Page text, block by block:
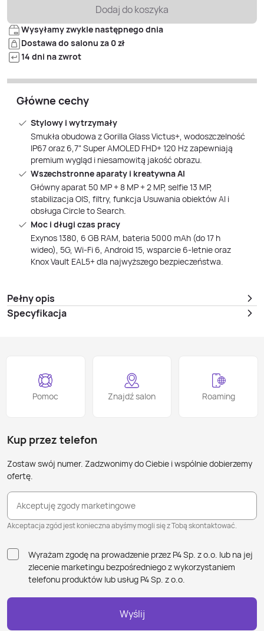
Dodaj do koszyka
Wysyłamy zwykle następnego dnia
Dostawa do salonu za 0 zł
14 dni na zwrot
Główne cechy
Stylowy i wytrzymały
Smukła obudowa z Gorilla Glass Victus+, wodoszczelność
IP67 oraz 6,7" Super AMOLED FHD+ 120 Hz zapewniają
premium wygląd i niesamowitą jakość obrazu.
Wszechstronne aparaty i kreatywna AI
Główny aparat 50 MP + 8 MP + 2 MP, selfie 13 MP,
stabilizacja OIS, filtry, funkcja Usuwania obiektów AI i
obsługa Circle to Search.
Moc i długi czas pracy
Exynos 1380, 6 GB RAM, bateria 5000 mAh (do 17 h
wideo), 5G, Wi‑Fi 6, Android 15, wsparcie 6-letnie oraz
Knox Vault EAL5+ dla najwyższego bezpieczeństwa.
Pełny opis
Specyfikacja
Pomoc Znajdź salon Roaming
Kup przez telefon
Zostaw swój numer. Zadzwonimy do Ciebie i wspólnie dobierzemy
ofertę.
Akceptuję zgody marketingowe
Akceptacja zgód jest konieczna abyśmy mogli się z Tobą skontaktować.
Wyrażam zgodę na prowadzenie przez P4 Sp. z o.o. lub na jej
zlecenie marketingu bezpośredniego z wykorzystaniem
telefonu produktów lub usług P4 Sp. z o.o.
Wyślij